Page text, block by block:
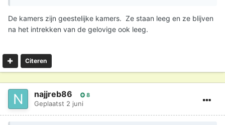
hiernamaals. En zelfs van Jezus zijn woorden
overgeleverd die ons dit doen denken "In het huis vna
Maar goed, eigenwijze mensen blijven eigenwijs. Hoe
De kamers zijn geestelijke kamers. Ze staan leeg en ze blijven
na het intrekken van de gelovige ook leeg.
Citeren
najjreb86 8
Geplaatst 2 juni